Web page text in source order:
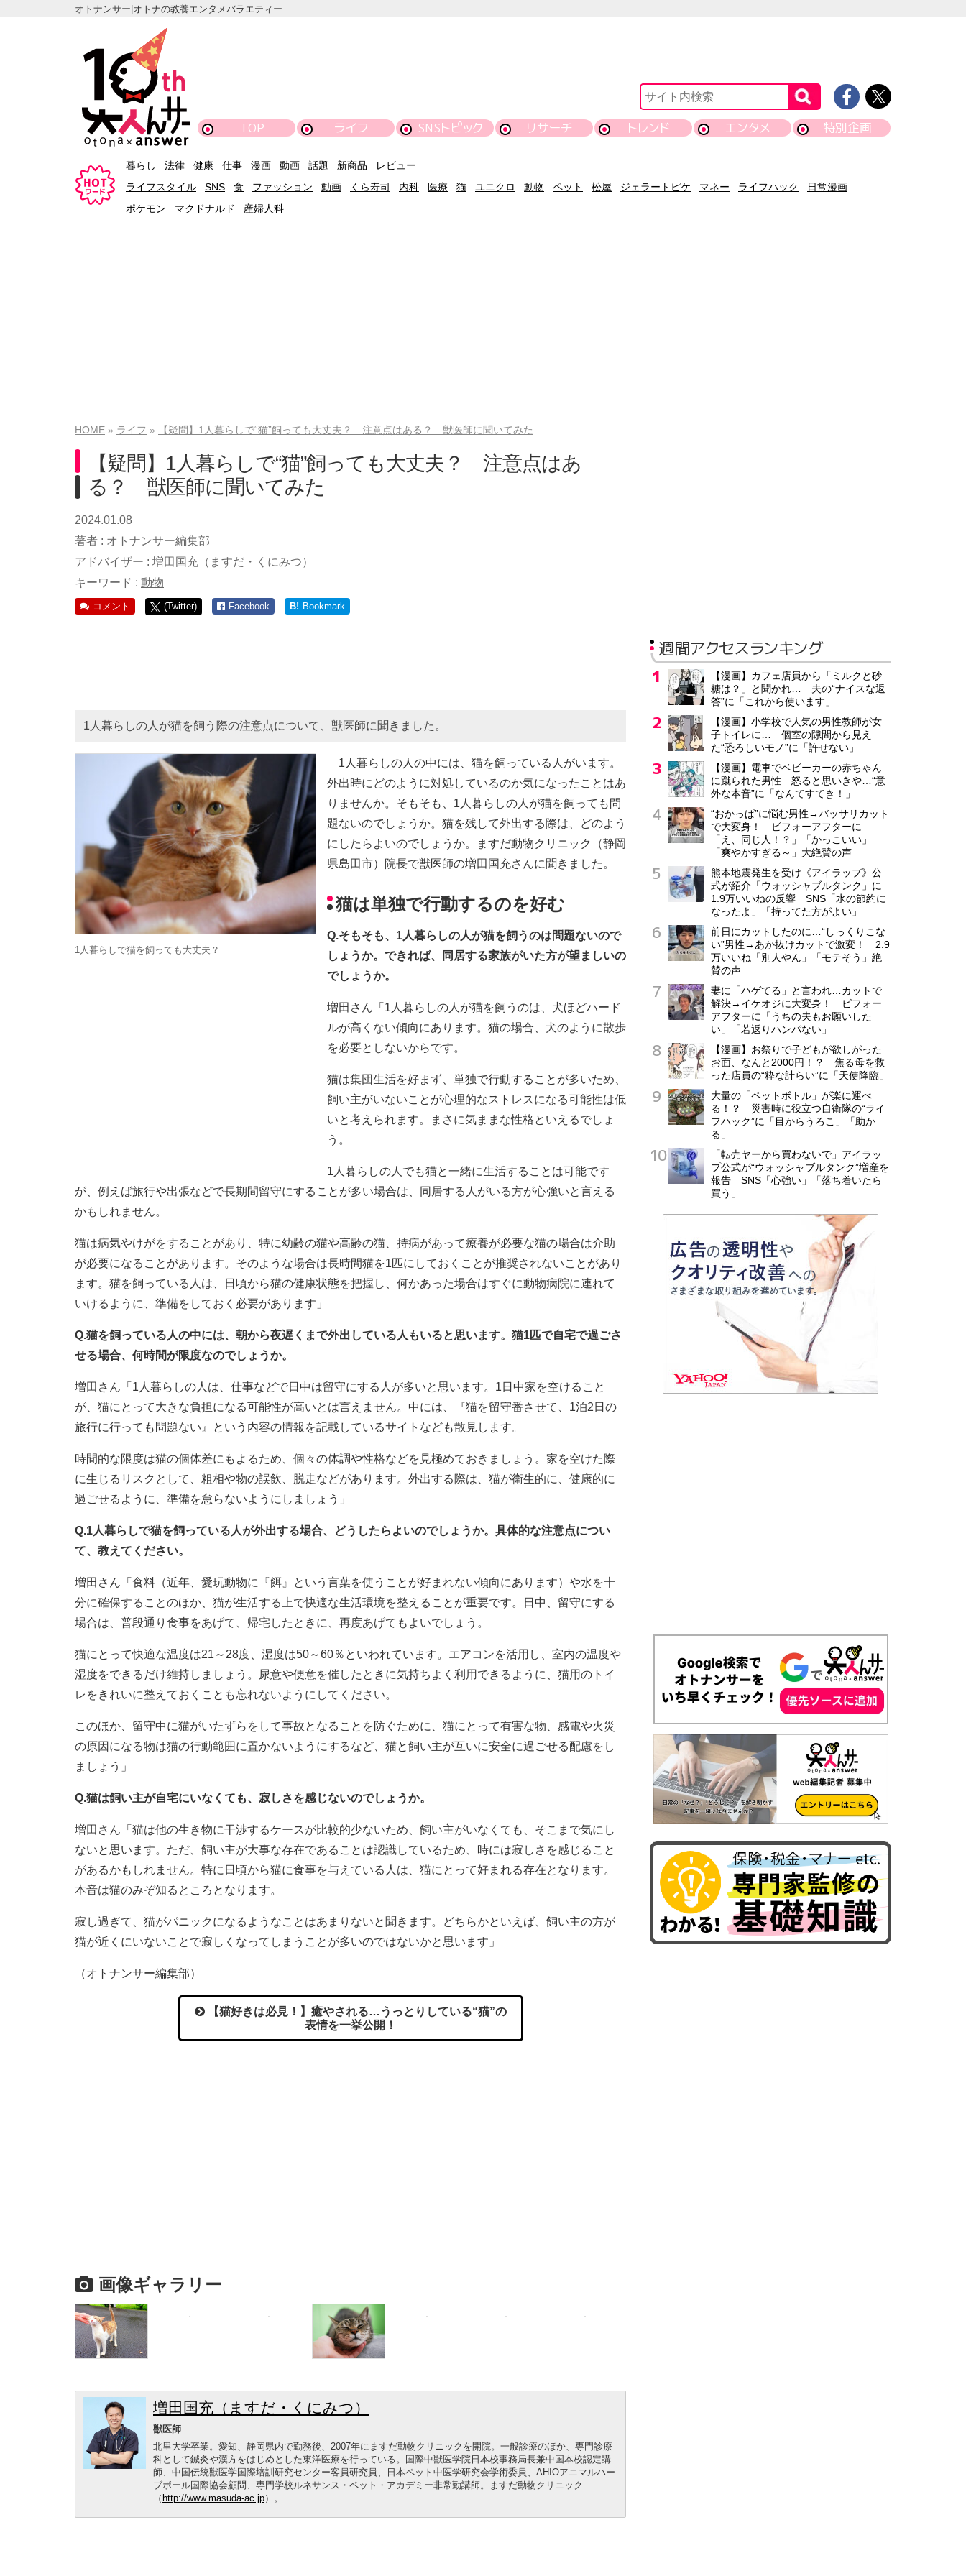
オトナンサー|オトナの教養エンタメバラエティー
TOP ライフ SNSトピック リサーチ トレンド エンタメ 特別企画
暮らし 法律 健康 仕事 漫画 動画 話題 新商品
レビュー
ライフスタイル
SNS 食 ファッション 動画 くら寿司 内科 医療 猫 ユニクロ 動物 ペット 松屋 ジェラートピケ マネー ライフハック
日常漫画
ポケモン
マクドナルド 産婦人科
HOME ライフ 【疑問】1人暮らしで“猫”飼っても大丈夫？ 注意点はある？ 獣医師に聞いてみた
【疑問】1人暮らしで“猫”飼っても大丈夫？ 注意点はあ
る？ 獣医師に聞いてみた
2024.01.08
著者 : オトナンサー編集部
アドバイザー : 増田国充（ますだ・くにみつ）
キーワード : 動物
コメント (Twitter) Facebook B! Bookmark
1人暮らしの人が猫を飼う際の注意点について、獣医師に聞きました。
1人暮らしで猫を飼っても大丈夫？
1人暮らしの人の中には、猫を飼っている人がいます。
外出時にどのように対処しているのか気になったことはあ
りませんか。そもそも、1人暮らしの人が猫を飼っても問
題ないのでしょうか。猫を残して外出する際は、どのよう
にしたらよいのでしょうか。ますだ動物クリニック（静岡
県島田市）院長で獣医師の増田国充さんに聞きました。
猫は単独で行動するのを好む
Q.そもそも、1人暮らしの人が猫を飼うのは問題ないので
しょうか。できれば、同居する家族がいた方が望ましいの
でしょうか。
増田さん「1人暮らしの人が猫を飼うのは、犬ほどハード
ルが高くない傾向にあります。猫の場合、犬のように散歩
を必要としないからです。
猫は集団生活を好まず、単独で行動することが多いため、
飼い主がいないことが心理的なストレスになる可能性は低
いと考えられます。まさに気ままな性格といえるでしょ
う。
1人暮らしの人でも猫と一緒に生活することは可能です
が、例えば旅行や出張などで長期間留守にすることが多い場合は、同居する人がいる方が心強いと言える
かもしれません。
猫は病気やけがをすることがあり、特に幼齢の猫や高齢の猫、持病があって療養が必要な猫の場合は介助
が必要になることがあります。そのような場合は長時間猫を1匹にしておくことが推奨されないことがあり
ます。猫を飼っている人は、日頃から猫の健康状態を把握し、何かあった場合はすぐに動物病院に連れて
いけるように、準備をしておく必要があります」
Q.猫を飼っている人の中には、朝から夜遅くまで外出している人もいると思います。猫1匹で自宅で過ごさ
せる場合、何時間が限度なのでしょうか。
増田さん「1人暮らしの人は、仕事などで日中は留守にする人が多いと思います。1日中家を空けること
が、猫にとって大きな負担になる可能性が高いとは言えません。中には、『猫を留守番させて、1泊2日の
旅行に行っても問題ない』という内容の情報を記載しているサイトなども散見します。
時間的な限度は猫の個体差にもよるため、個々の体調や性格などを見極めておきましょう。家を空けた際
に生じるリスクとして、粗相や物の誤飲、脱走などがあります。外出する際は、猫が衛生的に、健康的に
過ごせるように、準備を怠らないようにしましょう」
Q.1人暮らしで猫を飼っている人が外出する場合、どうしたらよいのでしょうか。具体的な注意点につい
て、教えてください。
増田さん「食料（近年、愛玩動物に『餌』という言葉を使うことが好まれない傾向にあります）や水を十
分に確保することのほか、猫が生活する上で快適な生活環境を整えることが重要です。日中、留守にする
場合は、普段通り食事をあげて、帰宅したときに、再度あげてもよいでしょう。
猫にとって快適な温度は21～28度、湿度は50～60％といわれています。エアコンを活用し、室内の温度や
湿度をできるだけ維持しましょう。尿意や便意を催したときに気持ちよく利用できるように、猫用のトイ
レをきれいに整えておくことも忘れないようにしてください。
このほか、留守中に猫がいたずらをして事故となることを防ぐために、猫にとって有害な物、感電や火災
の原因になる物は猫の行動範囲に置かないようにするなど、猫と飼い主が互いに安全に過ごせる配慮をし
ましょう」
Q.猫は飼い主が自宅にいなくても、寂しさを感じないのでしょうか。
増田さん「猫は他の生き物に干渉するケースが比較的少ないため、飼い主がいなくても、そこまで気にし
ないと思います。ただ、飼い主が大事な存在であることは認識しているため、時には寂しさを感じること
があるかもしれません。特に日頃から猫に食事を与えている人は、猫にとって好まれる存在となります。
本音は猫のみぞ知るところとなります。
寂し過ぎて、猫がパニックになるようなことはあまりないと聞きます。どちらかといえば、飼い主の方が
猫が近くにいないことで寂しくなってしまうことが多いのではないかと思います」
（オトナンサー編集部）
【猫好きは必見！】癒やされる…うっとりしている“猫”の
表情を一挙公開！
画像ギャラリー
増田国充（ますだ・くにみつ）
獣医師
北里大学卒業。愛知、静岡県内で勤務後、2007年にますだ動物クリニックを開院。一般診療のほか、専門診療
科として鍼灸や漢方をはじめとした東洋医療を行っている。国際中獣医学院日本校事務局長兼中国本校認定講
師、中国伝統獣医学国際培訓研究センター客員研究員、日本ペット中医学研究会学術委員、AHIOアニマルハー
ブボール国際協会顧問、専門学校ルネサンス・ペット・アカデミー非常勤講師。ますだ動物クリニック
（ http://www.masuda-ac.jp）。
週間アクセスランキング
【漫画】カフェ店員から「ミルクと砂
糖は？」と聞かれ… 夫の“ナイスな返
答”に「これから使います」
【漫画】小学校で人気の男性教師が女
子トイレに… 個室の隙間から見え
た“恐ろしいモノ”に「許せない」
【漫画】電車でベビーカーの赤ちゃん
に蹴られた男性 怒ると思いきや…“意
外な本音”に「なんてすてき！」
“おかっぱ”に悩む男性→バッサリカット
で大変身！ ビフォーアフターに
「え、同じ人！？」「かっこいい」
「爽やかすぎる～」大絶賛の声
熊本地震発生を受け《アイラップ》公
式が紹介「ウォッシャブルタンク」に
1.9万いいねの反響 SNS「水の節約に
なったよ」「持ってた方がよい」
前日にカットしたのに…“しっくりこな
い”男性→あか抜けカットで激変！ 2.9
万いいね「別人やん」「モテそう」絶
賛の声
妻に「ハゲてる」と言われ…カットで
解決→イケオジに大変身！ ビフォー
アフターに「うちの夫もお願いした
い」「若返りハンパない」
【漫画】お祭りで子どもが欲しがった
お面、なんと2000円！？ 焦る母を救
った店員の“粋な計らい”に「天使降臨」
大量の「ペットボトル」が楽に運べ
る！？ 災害時に役立つ自衛隊の“ライ
フハック”に「目からうろこ」「助か
る」
「転売ヤーから買わないで」アイラッ
プ公式が“ウォッシャブルタンク”増産を
報告 SNS「心強い」「落ち着いたら
買う」